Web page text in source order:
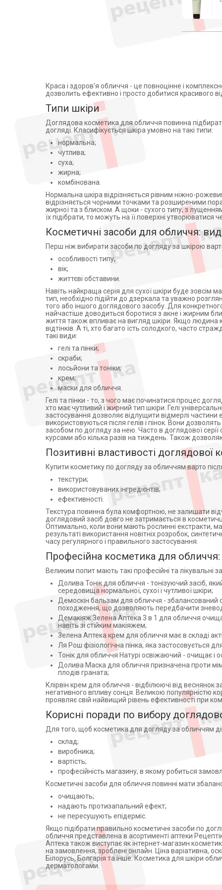
Рециркулятори
Алкотестери (алкометри)
Фізіотерапія
Апарати для електротерапії
Активатори води
Апарати для обличчя
Віброакустичні апарати
Партнерська програма
дозиметри
Стерилізація
Апатари Самоздрав
Центрифуги
Допплери
Аспіратори
Слухові апарати
Косметичні прилади
Пульсоксиметри
Іригатори
Офтальмологічні вироби
Eucerin (6)
ТОВ МНВО БІОКОН (32)
ТОВМНВОБiокон, Україна (4)
Георг Біосистеми ТОВ (5)
Dr.Theiss Naturwaren GmbH
(10)
ЭЛЬФА ФАРМ СП. З.О.О.
ПОЛЬША (14)
SVR laboratoires (8)
ЛАБОРАТОРИИ НИЖИ
ФРАНЦИЯ (10)
Pierre Fabre Dermo-
Cosmetique (Франция) (3)
Lab. Dermatologiques Uriage
Адверсо (13)
Ельфа ЗАТ (13)
Apivita (24)
Аромашка (9)
Биодерма (1)
ЛЕМУАН ЭСТОНИЯ ОЮ
ЭСТОНИЯ (1)
Weleda AG (9)
Деліта ТОВ м. Донецьк (5)
Ароматика (3)
Лаборатуар НІЖИ (3)
Lab. SVR (Франция) (19)
ТОВ"Красота та здоров`я" (2)
Селком ЛТД ТОВ (1)
ТОВ "НАТУРПРО" (6)
Elfa Pharm (4)
Ботаніка (2)
Реал Косметик (1)
ПП "Фармацевтична фабрика
"НВО "Ельфа" (2)
ТОВ "НВО "Фітобіотехнології"
(5)
НЕОКОСМЕД КО ЛТД
ТАИЛАНД (1)
Фитодоктор ООО (2)
Міжнародна дистрибуція і
логістика ТОВ (1)
Laboratoires Dermatologiques
D'Uriage (25)
Дельта Медікел Промоушнз
АГ (3)
Арніка,Україна (4)
АРОМАТ ООО УКРАИНА (1)
Аромат ТОВ (1)
Гуанчжоу Юсонг Рифайнмент
Кемикел Ко. (1)
Ningbo (1)
Эльфа ФФ НПО (1)
Ельфа лабораторія ТОВ (1)
Фармаком (1)
Laboratoires
Expanscience(Франция) (3)
Lab.NIGY,Франция (3)
ТОВ НВО Фітобіотехнології (1)
Вертекс (1)
Лаборатуар НІЖИ, Франція
(1)
Стифел (1)
Ключі Здоров`я ТОВ (1)
Хербіон Пакистан Прайвет
Лімітед (3)
Юнілівер Україна ТОВ (1)
Краса і здоров'я обличчя - це повноцінне і
дозволить ефективно і просто добитися красивого
Типи шкіри
Доглядова косметика для обличчя повинна
догляді. Класифікується шкіра умовно на такі типи:
нормальна;
чутлива;
суха;
жирна;
комбінована.
Нормальна шкіра відрізняється рівним ніжно-
відрізняється чорними точками та розширеними
жирної та з блиском. А щоки - сухого типу, з
їх підібрати, то можуть на її поверхні утворюватися
Косметичні засоби для обличчя:
Перш ніж вибирати засоби по догляду за шкірою
особливості типу;
вік;
життєві обставини.
Навіть найкраща серія для сухої шкіри буде зовсім
тип, необхідно підійти до дзеркала та уважно
того або іншого доглядового засобу. Для
найчастіше доводиться боротися з акне і жирним
життя також впливає на вигляд шкіри. Якщо людина
відтінків. А ті, хто багато їсть солодкого, часто
такі види:
гелі та пінки;
скраби;
лосьйони та тоніки;
крем;
маски для обличчя.
Гелі та пінки - то, з чого має починатися процес
хто має чутливий і жирний тип шкіри. Гелі
застосування дозволяє відлущити відмерлі частини
використовуються після гелів і пінок. Вони
засобом по догляду за нею. Часто в доглядової
курсами або кілька разів на тиждень. Також
Позитивні властивості доглядової
Купити косметику по догляду за обличчям варто
текстури;
використовуваних інгредієнтів;
ефективності.
Текстура повинна була комфортною, не залишати
доглядовий засіб довго не затримається в
Оптимально, коли вони мають рослинні екстракти,
результаті використання новітніх розробок,
часу регулярного і правильного застосування.
Професійна косметика для обличчя:
Великим попит мають такі професійні та лікувальні
Долива Тонік для обличчя - тонізуючий засіб,
середовища нормальної, сухої і чутливої шкіри;
Демоскін бальзам для обличчя - збалансований
походження, що дозволяють передбачити
Демакіяж Зелена Аптека 3 в 1 для обличчя
навіть зі стійким макіяжем;
Зелена Аптека крем для обличчя має в складі
Ля Рош фізіологічна пінка, яка застосовується
Тонік для обличчя Натурі освіжаючий - очищає і
Долива Маска для обличчя призначена проти
плодів граната;
Клірвін крем для обличчя - відбілюючі від веснянок
негативного впливу сонця. Великою популярністю
проявляє свій найвищий рівень ефективності при
Корисні поради по вибору
Для того, щоб косметика для догляду за обличчям
склад;
виробника;
вартість;
професійність магазину, в якому робиться
Косметичні засоби для обличчя повинні мати
очищають;
надають протизапальний ефект;
не пересушують епідерміс.
Якщо підібрати правильно косметичні засоби по
обличчя представлена в асортименті аптеки
Аптека також виступає як інтернет-магазин
на замовлення, зроблені онлайн. Ціна варіативна,
Білорусь, Болгарія та інше. Косметика для шкіри
дерматологами.